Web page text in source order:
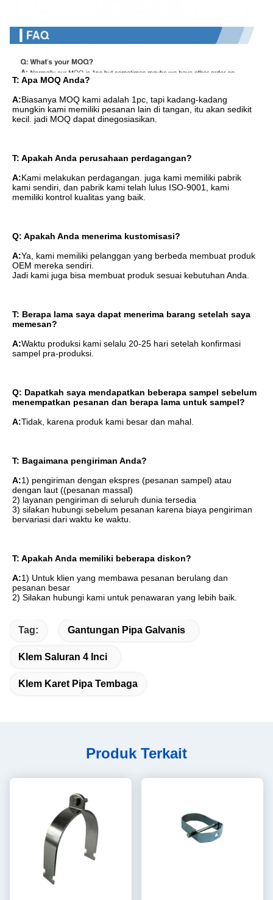
T: Apa MOQ Anda?
A:Biasanya MOQ kami adalah 1pc, tapi kadang-kadang
mungkin kami memiliki pesanan lain di tangan, itu akan sedikit
kecil. jadi MOQ dapat dinegosiasikan.
T: Apakah Anda perusahaan perdagangan?
A:Kami melakukan perdagangan. juga kami memiliki pabrik
kami sendiri, dan pabrik kami telah lulus ISO-9001, kami
memiliki kontrol kualitas yang baik.
Q: Apakah Anda menerima kustomisasi?
A:Ya, kami memiliki pelanggan yang berbeda membuat produk
OEM mereka sendiri.
Jadi kami juga bisa membuat produk sesuai kebutuhan Anda.
T: Berapa lama saya dapat menerima barang setelah saya
memesan?
A:Waktu produksi kami selalu 20-25 hari setelah konfirmasi
sampel pra-produksi.
Q: Dapatkah saya mendapatkan beberapa sampel sebelum
menempatkan pesanan dan berapa lama untuk sampel?
A:Tidak, karena produk kami besar dan mahal.
T: Bagaimana pengiriman Anda?
A:1) pengiriman dengan ekspres (pesanan sampel) atau
dengan laut ((pesanan massal)
2) layanan pengiriman di seluruh dunia tersedia
3) silakan hubungi sebelum pesanan karena biaya pengiriman
bervariasi dari waktu ke waktu.
T: Apakah Anda memiliki beberapa diskon?
A:1) Untuk klien yang membawa pesanan berulang dan
pesanan besar
2) Silakan hubungi kami untuk penawaran yang lebih baik.
Tag: Gantungan Pipa Galvanis
Klem Saluran 4 Inci
Klem Karet Pipa Tembaga
Produk Terkait